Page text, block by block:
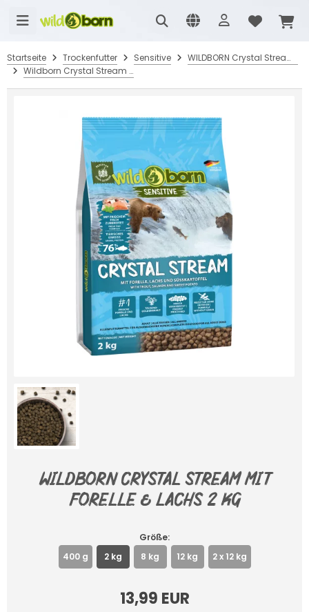
Startseite Trockenfutter Sensitive
WILDBORN Crystal Stream - mit Forelle & Lachs
Wildborn Crystal Stream mit Forelle & Lachs 2 kg
Wildborn Crystal Stream mit
Forelle & Lachs 2 kg
Größe:
400 g
2 kg 8 kg 12 kg 2 x 12 kg
13,99 EUR